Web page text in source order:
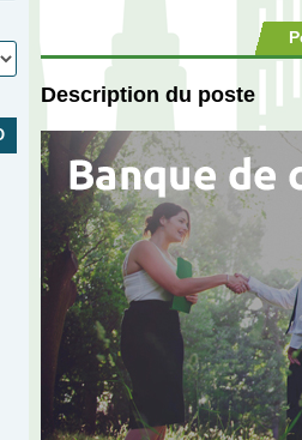
Description du poste